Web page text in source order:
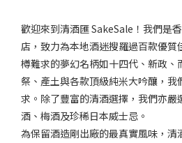
歡迎來到清酒匯 SakeSale！我們是
店，致力為本地酒迷搜羅過百款優質
樽難求的夢幻名柄如十四代、新政、
祭、產土與各款頂級純米大吟釀，我
求。除了豐富的清酒選擇，我們亦嚴
酒、梅酒及珍稀日本威士忌。
為保留酒造剛出廠的最真實風味，清